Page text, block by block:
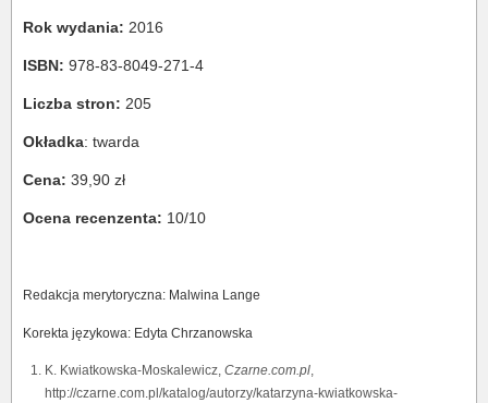
Rok wydania: 2016
ISBN: 978-83-8049-271-4
Liczba stron: 205
Okładka: twarda
Cena: 39,90 zł
Ocena recenzenta: 10/10
Redakcja merytoryczna: Malwina Lange
Korekta językowa: Edyta Chrzanowska
K. Kwiatkowska-Moskalewicz, Czarne.com.pl,
http://czarne.com.pl/katalog/autorzy/katarzyna-kwiatkowska-